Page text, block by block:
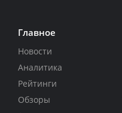
Главное
Новости
Аналитика
Рейтинги
Обзоры